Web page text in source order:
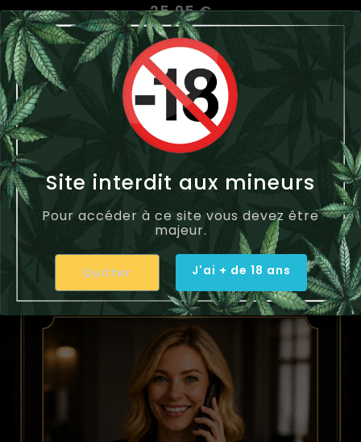
25,95 €
Affichage 1-1 de 1 article(s)
Site interdit aux mineurs
Pour accéder à ce site vous devez être
majeur.
Quitter J'ai + de 18 ans